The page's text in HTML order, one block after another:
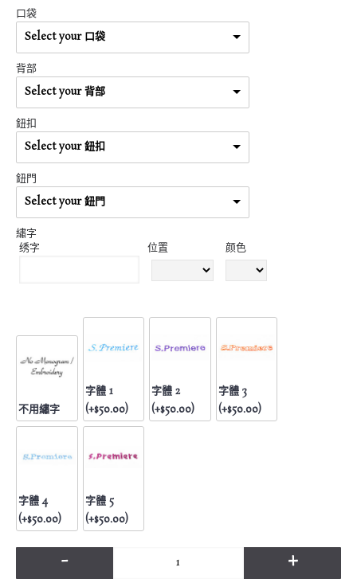
口袋
Select your 口袋
背部
Select your 背部
鈕扣
Select your 鈕扣
鈕門
Select your 鈕門
繡字
绣字
位置 颜色
不用繡字
字體 1
(+$50.00)
字體 2
(+$50.00)
字體 3
(+$50.00)
字體 4
(+$50.00)
字體 5
(+$50.00)
- +